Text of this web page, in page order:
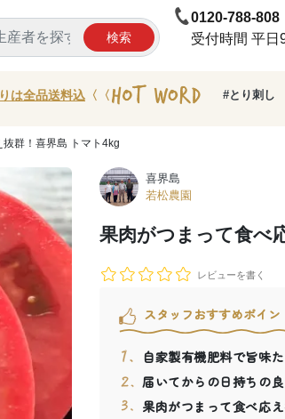
検索
0120-788-808
受付時間 平日
は全品送料込 〈〈 #とり刺し
群！喜界島 トマト4kg
喜界島
若松農園
果肉がつまって食べ
レビューを書く
スタッフおすすめポイン
自家製有機肥料で旨味
届いてからの日持ちの
果肉がつまって食べ応